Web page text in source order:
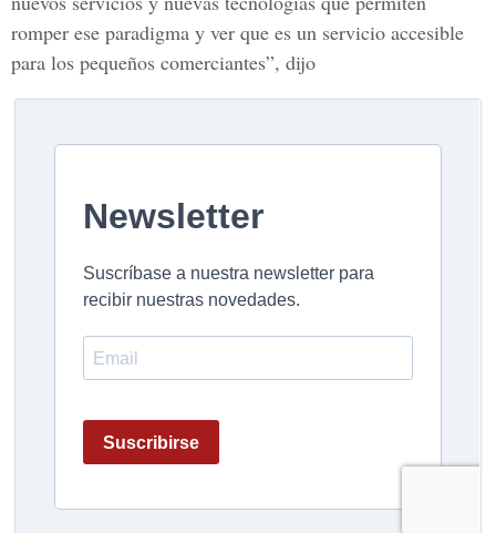
romper ese paradigma y ver que es un servicio accesible
para los pequeños comerciantes”, dijo